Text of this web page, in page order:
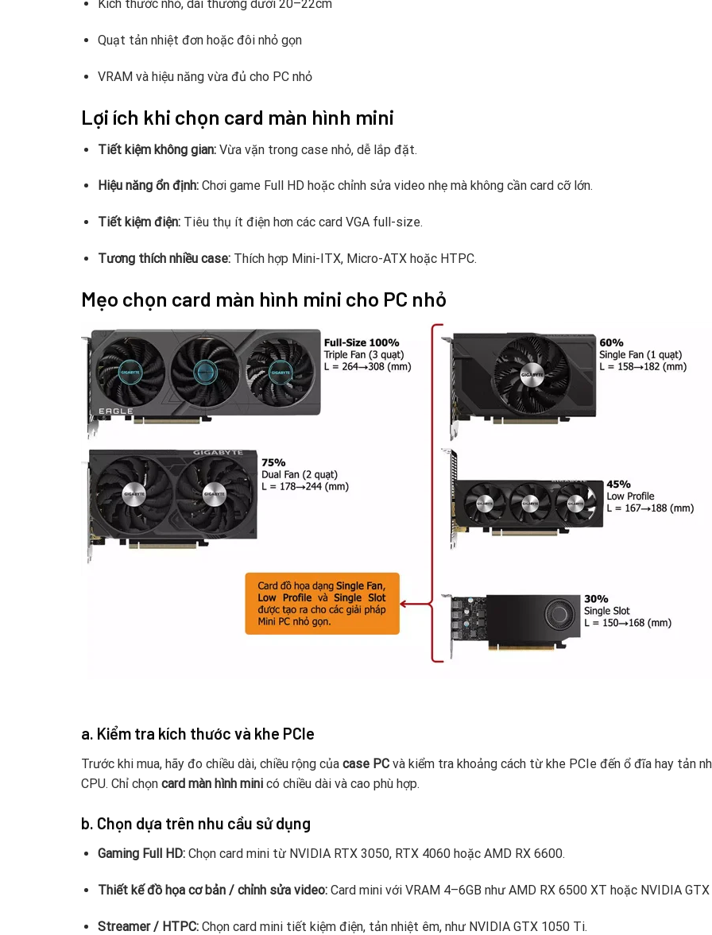
Kích thước nhỏ, dài thường dưới 20–22cm
Quạt tản nhiệt đơn hoặc đôi nhỏ gọn
VRAM và hiệu năng vừa đủ cho PC nhỏ
Lợi ích khi chọn card màn hình mini
Tiết kiệm không gian:Vừa vặn trong case nhỏ, dễ lắp đặt.
Hiệu năng ổn định:Chơi game Full HD hoặc chỉnh sửa video nhẹ mà không cần card cỡ lớn.
Tiết kiệm điện:Tiêu thụ ít điện hơn các card VGA full-size.
Tương thích nhiều case:Thích hợp Mini-ITX, Micro-ATX hoặc HTPC.
Mẹo chọn card màn hình mini cho PC nhỏ
a. Kiểm tra kích thước và khe PCIe
Trước khi mua, hãy đo chiều dài, chiều rộng của case PC và kiểm tra khoảng cách từ khe PCIe đến ổ đĩa hay tản
CPU. Chỉ chọn card màn hình mini có chiều dài và cao phù hợp.
b. Chọn dựa trên nhu cầu sử dụng
Gaming Full HD:Chọn card mini từ NVIDIA RTX 3050, RTX 4060 hoặc AMD RX 6600.
Thiết kế đồ họa cơ bản / chỉnh sửa video:Card mini với VRAM 4–6GB như AMD RX 6500 XT hoặc NVIDIA
Streamer / HTPC:Chọn card mini tiết kiệm điện, tản nhiệt êm, như NVIDIA GTX 1050 Ti.